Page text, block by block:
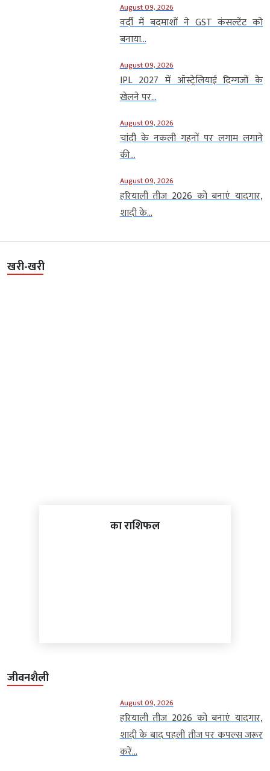
August 09, 2026
वर्दी में बदमाशों ने GST कंसल्टेंट को
बनाया...
August 09, 2026
IPL 2027 में ऑस्ट्रेलियाई दिग्गजों के
खेलने पर...
August 09, 2026
चांदी के नकली गहनों पर लगाम लगाने
की...
August 09, 2026
हरियाली तीज 2026 को बनाएं यादगार,
शादी के...
खरी-खरी
का राशिफल
जीवनशैली
August 09, 2026
हरियाली तीज 2026 को बनाएं यादगार,
शादी के बाद पहली तीज पर कपल्स जरूर
करें...